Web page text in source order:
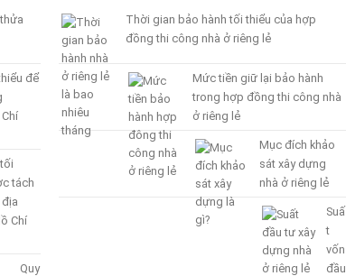
để
tách
Chí
Quy
Thời gian bảo hành tối thiểu của hợp
đồng thi công nhà ở riêng lẻ
Mức tiền giữ lại bảo hành
trong hợp đồng thi công nhà
ở riêng lẻ
Mục đích khảo
sát xây dựng
nhà ở riêng lẻ
Suấ
t
vốn
đầu